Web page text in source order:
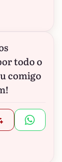
todo o
comigo